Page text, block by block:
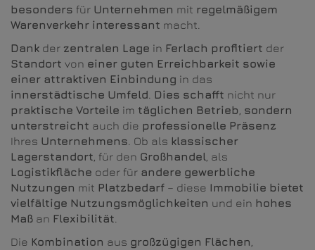
besonders für Unternehmen mit regelmäßigem
Warenverkehr interessant macht.
Dank der zentralen Lage in Ferlach profitiert der
Standort von einer guten Erreichbarkeit sowie
einer attraktiven Einbindung in das
innerstädtische Umfeld Dies schafft nicht nur
praktische Vorteile im täglichen Betrieb sondern
unterstreicht auch die professionelle Präsenz
Ihres Unternehmens . Ob als klassischer
Lagerstandort , für den Großhandel , als
Logistikfläche oder für andere gewerbliche
Nutzungen mit Platzbedarf – diese Immobilie bietet
vielfältige Nutzungsmöglichkeiten und ein hohes
Maß an Flexibilität
Die Kombination aus großzügigen Flächen